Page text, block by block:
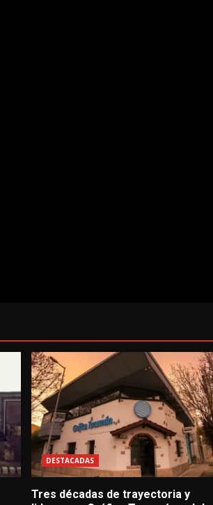
DESTACADAS
Tres décadas de trayectoria y